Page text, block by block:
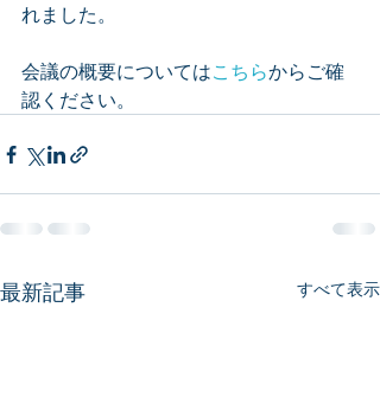
れました。
会議の概要についてはこちらからご確
認ください。
最新記事 すべて表示